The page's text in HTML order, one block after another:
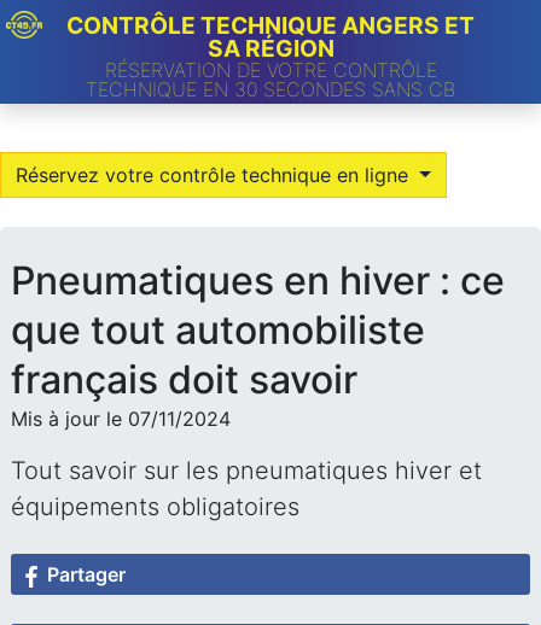
CONTRÔLE TECHNIQUE ANGERS ET
SA RÉGION
RÉSERVATION DE VOTRE CONTRÔLE
TECHNIQUE EN 30 SECONDES SANS CB
Réservez votre contrôle technique en ligne
Pneumatiques en hiver : ce
que tout automobiliste
français doit savoir
Mis à jour le 07/11/2024
Tout savoir sur les pneumatiques hiver et
équipements obligatoires
Partager